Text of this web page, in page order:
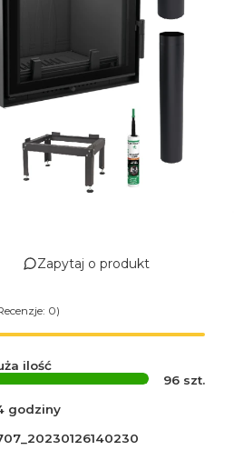
Zapytaj o produkt
0)
ilość
96 szt.
godziny